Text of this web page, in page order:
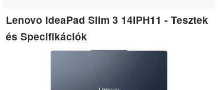
Lenovo IdeaPad Slim 3 14IPH11 - Tesztek
és Specifikációk